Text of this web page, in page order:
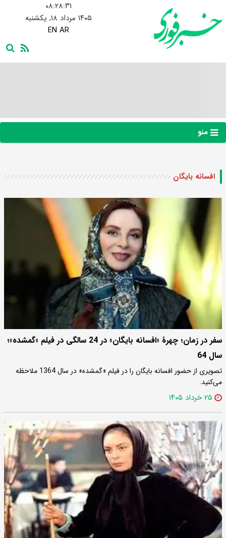
۰۸:۲۸:۳۲
۱۴۰۵ مرداد ۱۸, یکشنبه
EN AR
منو
افسانه بایگان
سفر در زمان؛ چهرۀ «افسانه بایگان» در 24 سالگی در فیلم «گمشده»؛
سال 64
تصویری از حضور افسانه بایگان را در فیلم «گمشده» در سال 1364 ملاحظه
می‌کنید.
۲۵ خرداد ۱۴۰۵